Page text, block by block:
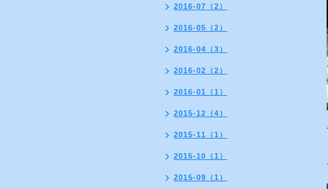
2016-07（2）
2016-05（2）
2016-04（3）
2016-02（2）
2016-01（1）
2015-12（4）
2015-11（1）
2015-10（1）
2015-09（1）